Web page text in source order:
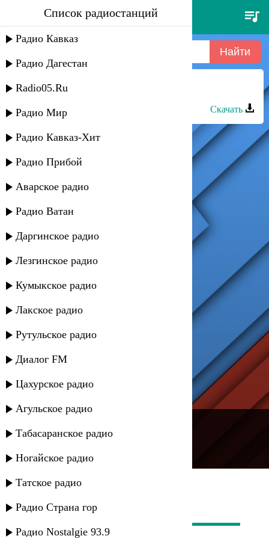
ballet dancer - the twins
Список радиостанций
Радио Кавказ
Радио Дагестан
Radio05.Ru
Радио Мир
Радио Кавказ-Хит
Радио Прибой
Аварское радио
Радио Ватан
Даргинское радио
Лезгинское радио
Кумыкское радио
Лакское радио
Рутульское радио
Диалог FM
Цахурское радио
Агульское радио
Табасаранское радио
Ногайское радио
Татское радио
Радио Страна гор
Радио Nostalgie 93.9
Dj Nariman - Dagestan dancer
Скачать
---
Русское радио